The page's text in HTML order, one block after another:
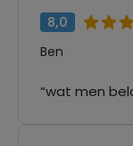
8,0
Ben
“wat men